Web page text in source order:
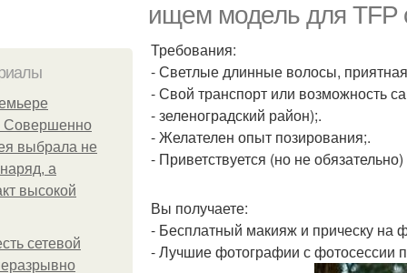
ищем модель для TFP
Совершенно
выбрала не
а
высокой
сетевой
Требования:
- Светлые длинные волосы,
- Свой транспорт или возможность
- зеленоградский район);.
- Желателен опыт позирования;.
- Приветствуется (но не
Вы получаете:
- Бесплатный макияж и прическу на
- Лучшие фотографии с фотосессии